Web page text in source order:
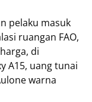
pelaku masuk
ruangan FAO,
di
A15, uang tunai
warna